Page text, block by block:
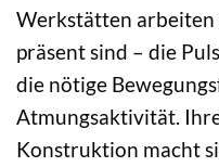
Werkstätten arbeiten
präsent sind – die
die nötige
Atmungsaktivität.
Konstruktion macht